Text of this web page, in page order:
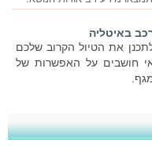
באיטליה
את הטיול הקרוב שלכם
חושבים על האפשרות של